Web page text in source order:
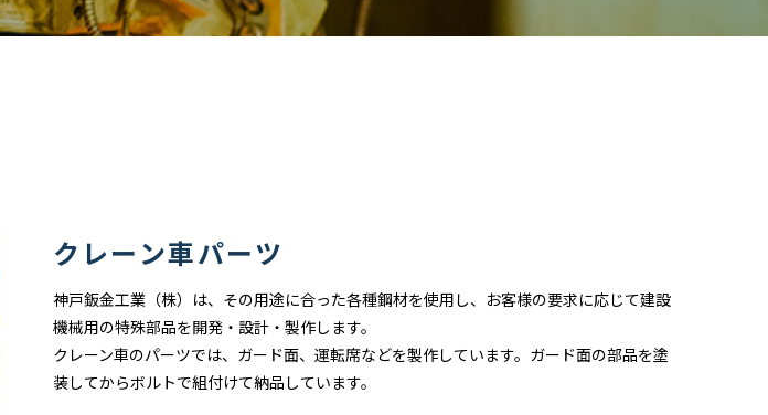
クレーン車パーツ
神戸鈑金工業（株）は、その用途に合った各種鋼材を使用し、お客様の要求に応じて建設
機械用の特殊部品を開発・設計・製作します。
クレーン車のパーツでは、ガード面、運転席などを製作しています。ガード面の部品を塗
装してからボルトで組付けて納品しています。